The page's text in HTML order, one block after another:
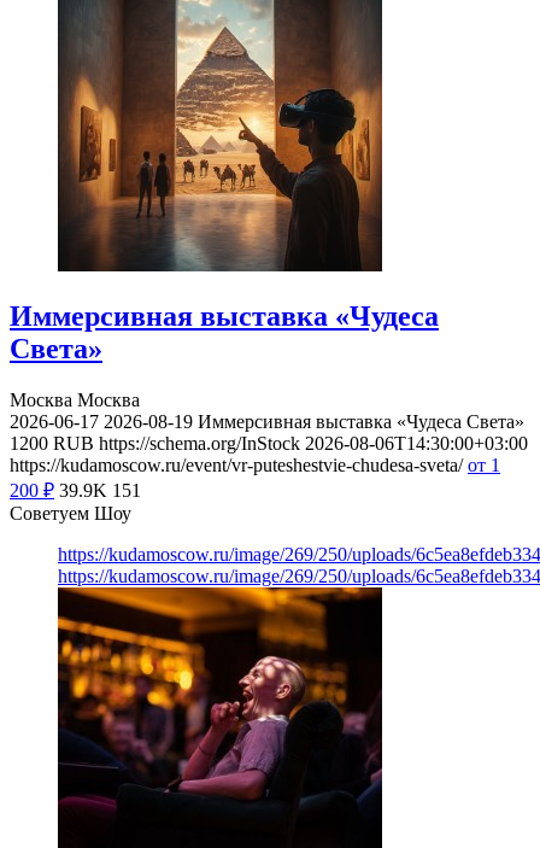
Иммерсивная выставка «Чудеса
Света»
Москва Москва
2026-06-17 2026-08-19 Иммерсивная выставка «Чудеса Света»
1200 RUB https://schema.org/InStock 2026-08-06T14:30:00+03:00
https://kudamoscow.ru/event/vr-puteshestvie-chudesa-sveta/ от 1
200 ₽ 39.9K 151
Советуем Шоу
https://kudamoscow.ru/image/269/250/uploads/
https://kudamoscow.ru/image/269/250/uploads/